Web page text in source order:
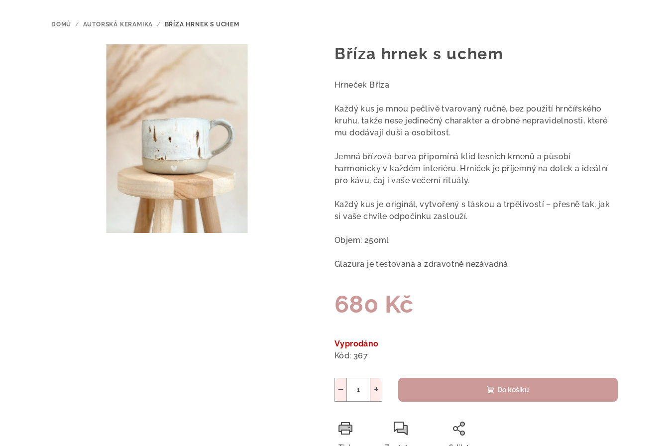
DOMŮ / AUTORSKÁ KERAMIKA / BŘÍZA HRNEK S UCHEM
Bříza hrnek s uchem
Hrneček Bříza
Každý kus je mnou pečlivě tvarovaný ručně, bez použití hrnčířského
kruhu, takže nese jedinečný charakter a drobné nepravidelnosti, které
mu dodávají duši a osobitost.
Jemná břízová barva připomíná klid lesních kmenů a působí
harmonicky v každém interiéru. Hrníček je příjemný na dotek a ideální
pro kávu, čaj i vaše večerní rituály.
Každý kus je originál, vytvořený s láskou a trpělivostí – přesně tak, jak
si vaše chvíle odpočinku zaslouží.
Objem: 250ml
Glazura je testovaná a zdravotně nezávadná.
680 Kč
cena:
Vyprodáno
Kód: 367
+
− Do košíku